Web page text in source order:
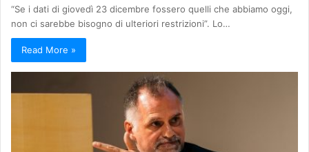
“Se i dati di giovedì 23 dicembre fossero quelli che abbiamo oggi,
non ci sarebbe bisogno di ulteriori restrizioni”. Lo…
Read More »